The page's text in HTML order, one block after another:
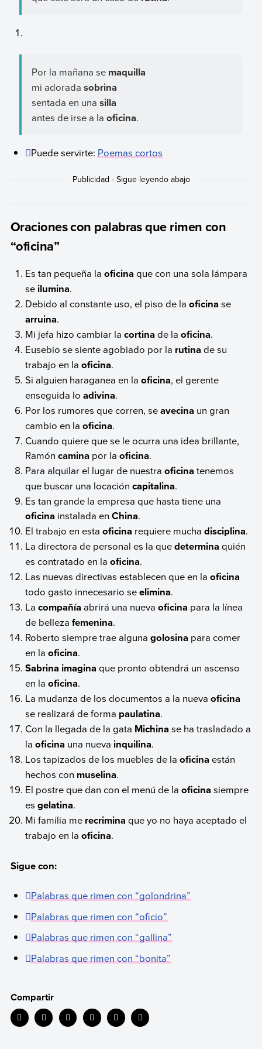
Por la mañana se maquilla
mi adorada sobrina
sentada en una silla
antes de irse a la oficina.
Puede servirte: Poemas cortos
Oraciones con palabras que rimen con
“oficina”
Es tan pequeña laoficina que con una sola lámpara
se ilumina.
Debido al constante uso, el piso de laoficina se
arruina.
Mi jefa hizo cambiar lacortina de laoficina.
Eusebio se siente agobiado por la rutina de su
trabajo en laoficina.
Si alguien haraganea en laoficina, el gerente
enseguida loadivina.
Por los rumores que corren, seavecina un gran
cambio en laoficina.
Cuando quiere que se le ocurra una idea brillante,
Ramóncamina por laoficina.
Para alquilar el lugar de nuestraoficina tenemos
que buscar una locacióncapitalina.
Es tan grande la empresa que hasta tiene una
oficina instalada enChina.
El trabajo en estaoficina requiere muchadisciplina.
La directora de personal es la quedetermina quién
es contratado en laoficina.
Las nuevas directivas establecen que en laoficina
todo gasto innecesario seelimina.
Lacompañía abrirá una nuevaoficina para la línea
de bellezafemenina.
Roberto siempre trae algunagolosina para comer
en laoficina.
Sabrina imagina que pronto obtendrá un ascenso
en laoficina.
La mudanza de los documentos a la nuevaoficina
se realizará de forma paulatina.
Con la llegada de la gata Michina se ha trasladado a
laoficina una nueva inquilina.
Los tapizados de los muebles de laoficina están
hechos con muselina.
El postre que dan con el menú de laoficina siempre
esgelatina.
Mi familia me recrimina que yo no haya aceptado el
trabajo en laoficina.
Sigue con:
Palabras que rimen con “golondrina”
Palabras que rimen con “oficio”
Palabras que rimen con “gallina”
Palabras que rimen con “bonita”
Compartir